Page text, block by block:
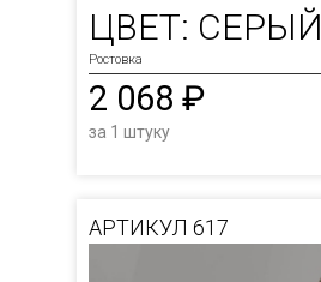
ЦВЕТ: СЕРЫЙ
Ростовка
2 068 ₽
за 1 штуку
АРТИКУЛ 617